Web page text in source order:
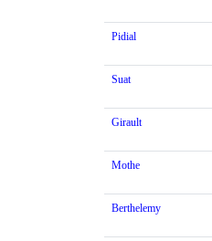
Pidial
Suat
Girault
Mothe
Berthelemy